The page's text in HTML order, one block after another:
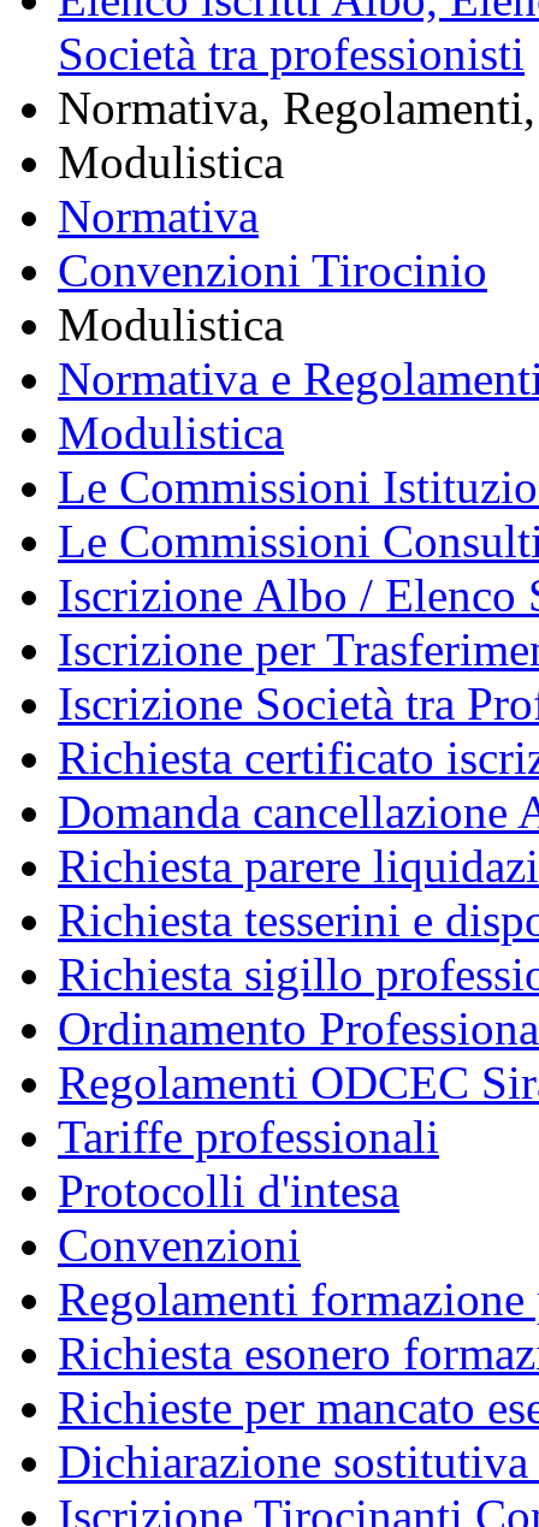
Società tra professionisti
Normativa,
Modulistica
Normativa
Convenzioni Tirocinio
Modulistica
Normativa e
Modulistica
Le Commissioni
Le Commissioni
Iscrizione Albo / Elenco
Iscrizione per
Iscrizione Società tra
Richiesta certificato
Domanda cancellazione
Richiesta parere
Richiesta tesserini e
Richiesta sigillo
Ordinamento
Regolamenti ODCEC
Tariffe professionali
Protocolli d'intesa
Convenzioni
Regolamenti
Richiesta esonero
Richieste per mancato
Dichiarazione
Iscrizione Tirocinanti